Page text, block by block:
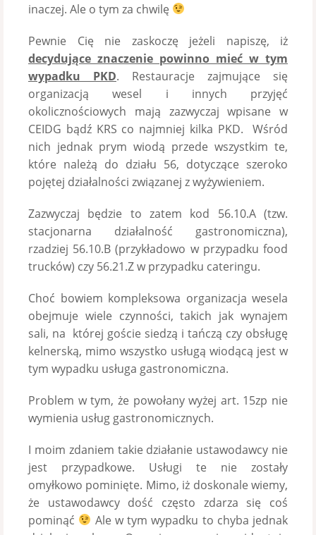
inaczej. Ale o tym za chwilę
Pewnie Cię nie zaskoczę jeżeli napiszę, iż
decydujące znaczenie powinno mieć w tym
wypadku PKD. Restauracje zajmujące się
organizacją wesel i innych przyjęć
okolicznościowych mają zazwyczaj wpisane w
CEIDG bądź KRS co najmniej kilka PKD. Wśród
nich jednak prym wiodą przede wszystkim te,
które należą do działu 56, dotyczące szeroko
pojętej działalności związanej z wyżywieniem.
Zazwyczaj będzie to zatem kod 56.10.A (tzw.
stacjonarna działalność gastronomiczna),
rzadziej 56.10.B (przykładowo w przypadku food
trucków) czy 56.21.Z w przypadku cateringu.
Choć bowiem kompleksowa organizacja wesela
obejmuje wiele czynności, takich jak wynajem
sali, na której goście siedzą i tańczą czy obsługę
kelnerską, mimo wszystko usługą wiodącą jest w
tym wypadku usługa gastronomiczna.
Problem w tym, że powołany wyżej art. 15zp nie
wymienia usług gastronomicznych.
I moim zdaniem takie działanie ustawodawcy nie
jest przypadkowe. Usługi te nie zostały
omyłkowo pominięte. Mimo, iż doskonale wiemy,
że ustawodawcy dość często zdarza się coś
pominąć
Ale w tym wypadku to chyba jednak